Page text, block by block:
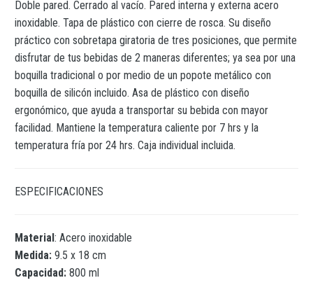
Doble pared. Cerrado al vacío. Pared interna y externa acero
inoxidable. Tapa de plástico con cierre de rosca. Su diseño
práctico con sobretapa giratoria de tres posiciones, que permite
disfrutar de tus bebidas de 2 maneras diferentes; ya sea por una
boquilla tradicional o por medio de un popote metálico con
boquilla de silicón incluido. Asa de plástico con diseño
ergonómico, que ayuda a transportar su bebida con mayor
facilidad. Mantiene la temperatura caliente por 7 hrs y la
temperatura fría por 24 hrs. Caja individual incluida.
ESPECIFICACIONES
Material: Acero inoxidable
Medida: 9.5 x 18 cm
Capacidad: 800 ml